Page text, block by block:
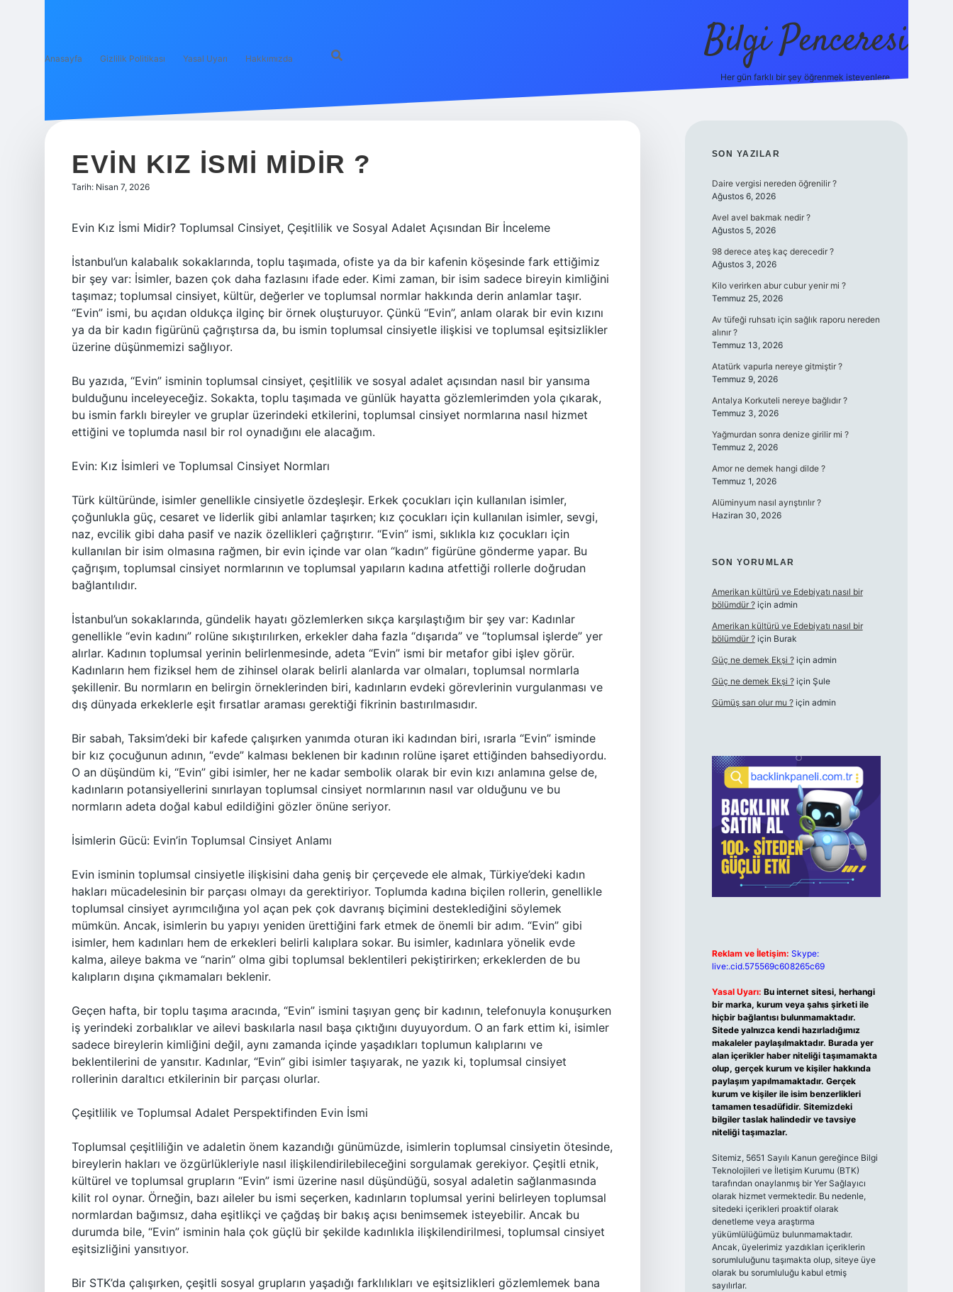
Anasayfa Gizlilik Politikası Yasal Uyarı Hakkımızda Bilgi Penceresi
Her gün farklı bir şey öğrenmek isteyenlere.
EVIN KIZ ISMI MIDIR ?
Tarih: Nisan 7, 2026
Evin Kız İsmi Midir? Toplumsal Cinsiyet, Çeşitlilik ve Sosyal Adalet Açısından Bir İnceleme
İstanbul’un kalabalık sokaklarında, toplu taşımada, ofiste ya da bir kafenin köşesinde fark ettiğimiz
bir şey var: İsimler, bazen çok daha fazlasını ifade eder. Kimi zaman, bir isim sadece bireyin kimliğini
taşımaz; toplumsal cinsiyet, kültür, değerler ve toplumsal normlar hakkında derin anlamlar taşır.
“Evin” ismi, bu açıdan oldukça ilginç bir örnek oluşturuyor. Çünkü “Evin”, anlam olarak bir evin kızını
ya da bir kadın figürünü çağrıştırsa da, bu ismin toplumsal cinsiyetle ilişkisi ve toplumsal eşitsizlikler
üzerine düşünmemizi sağlıyor.
Bu yazıda, “Evin” isminin toplumsal cinsiyet, çeşitlilik ve sosyal adalet açısından nasıl bir yansıma
bulduğunu inceleyeceğiz. Sokakta, toplu taşımada ve günlük hayatta gözlemlerimden yola çıkarak,
bu ismin farklı bireyler ve gruplar üzerindeki etkilerini, toplumsal cinsiyet normlarına nasıl hizmet
ettiğini ve toplumda nasıl bir rol oynadığını ele alacağım.
Evin: Kız İsimleri ve Toplumsal Cinsiyet Normları
Türk kültüründe, isimler genellikle cinsiyetle özdeşleşir. Erkek çocukları için kullanılan isimler,
çoğunlukla güç, cesaret ve liderlik gibi anlamlar taşırken; kız çocukları için kullanılan isimler, sevgi,
naz, evcilik gibi daha pasif ve nazik özellikleri çağrıştırır. “Evin” ismi, sıklıkla kız çocukları için
kullanılan bir isim olmasına rağmen, bir evin içinde var olan “kadın” figürüne gönderme yapar. Bu
çağrışım, toplumsal cinsiyet normlarının ve toplumsal yapıların kadına atfettiği rollerle doğrudan
bağlantılıdır.
İstanbul’un sokaklarında, gündelik hayatı gözlemlerken sıkça karşılaştığım bir şey var: Kadınlar
genellikle “evin kadını” rolüne sıkıştırılırken, erkekler daha fazla “dışarıda” ve “toplumsal işlerde” yer
alırlar. Kadının toplumsal yerinin belirlenmesinde, adeta “Evin” ismi bir metafor gibi işlev görür.
Kadınların hem fiziksel hem de zihinsel olarak belirli alanlarda var olmaları, toplumsal normlarla
şekillenir. Bu normların en belirgin örneklerinden biri, kadınların evdeki görevlerinin vurgulanması ve
dış dünyada erkeklerle eşit fırsatlar araması gerektiği fikrinin bastırılmasıdır.
Bir sabah, Taksim’deki bir kafede çalışırken yanımda oturan iki kadından biri, ısrarla “Evin” isminde
bir kız çocuğunun adının, “evde” kalması beklenen bir kadının rolüne işaret ettiğinden bahsediyordu.
O an düşündüm ki, “Evin” gibi isimler, her ne kadar sembolik olarak bir evin kızı anlamına gelse de,
kadınların potansiyellerini sınırlayan toplumsal cinsiyet normlarının nasıl var olduğunu ve bu
normların adeta doğal kabul edildiğini gözler önüne seriyor.
İsimlerin Gücü: Evin’in Toplumsal Cinsiyet Anlamı
Evin isminin toplumsal cinsiyetle ilişkisini daha geniş bir çerçevede ele almak, Türkiye’deki kadın
hakları mücadelesinin bir parçası olmayı da gerektiriyor. Toplumda kadına biçilen rollerin, genellikle
toplumsal cinsiyet ayrımcılığına yol açan pek çok davranış biçimini desteklediğini söylemek
mümkün. Ancak, isimlerin bu yapıyı yeniden ürettiğini fark etmek de önemli bir adım. “Evin” gibi
isimler, hem kadınları hem de erkekleri belirli kalıplara sokar. Bu isimler, kadınlara yönelik evde
kalma, aileye bakma ve “narin” olma gibi toplumsal beklentileri pekiştirirken; erkeklerden de bu
kalıpların dışına çıkmamaları beklenir.
Geçen hafta, bir toplu taşıma aracında, “Evin” ismini taşıyan genç bir kadının, telefonuyla konuşurken
iş yerindeki zorbalıklar ve ailevi baskılarla nasıl başa çıktığını duyuyordum. O an fark ettim ki, isimler
sadece bireylerin kimliğini değil, aynı zamanda içinde yaşadıkları toplumun kalıplarını ve
beklentilerini de yansıtır. Kadınlar, “Evin” gibi isimler taşıyarak, ne yazık ki, toplumsal cinsiyet
rollerinin daraltıcı etkilerinin bir parçası olurlar.
Çeşitlilik ve Toplumsal Adalet Perspektifinden Evin İsmi
Toplumsal çeşitliliğin ve adaletin önem kazandığı günümüzde, isimlerin toplumsal cinsiyetin ötesinde,
bireylerin hakları ve özgürlükleriyle nasıl ilişkilendirilebileceğini sorgulamak gerekiyor. Çeşitli etnik,
kültürel ve toplumsal grupların “Evin” ismi üzerine nasıl düşündüğü, sosyal adaletin sağlanmasında
kilit rol oynar. Örneğin, bazı aileler bu ismi seçerken, kadınların toplumsal yerini belirleyen toplumsal
normlardan bağımsız, daha eşitlikçi ve çağdaş bir bakış açısı benimsemek isteyebilir. Ancak bu
durumda bile, “Evin” isminin hala çok güçlü bir şekilde kadınlıkla ilişkilendirilmesi, toplumsal cinsiyet
eşitsizliğini yansıtıyor.
Bir STK’da çalışırken, çeşitli sosyal grupların yaşadığı farklılıkları ve eşitsizlikleri gözlemlemek bana
SIDEBAR
SON YAZILAR
Daire vergisi nereden öğrenilir ?
Ağustos 6, 2026
Avel avel bakmak nedir ?
Ağustos 5, 2026
98 derece ateş kaç derecedir ?
Ağustos 3, 2026
Kilo verirken abur cubur yenir mi ?
Temmuz 25, 2026
Av tüfeği ruhsatı için sağlık raporu nereden
alınır ?
Temmuz 13, 2026
Atatürk vapurla nereye gitmiştir ?
Temmuz 9, 2026
Antalya Korkuteli nereye bağlıdır ?
Temmuz 3, 2026
Yağmurdan sonra denize girilir mi ?
Temmuz 2, 2026
Amor ne demek hangi dilde ?
Temmuz 1, 2026
Alüminyum nasıl ayrıştırılır ?
Haziran 30, 2026
SON YORUMLAR
Amerikan kültürü ve Edebiyatı nasıl bir
bölümdür ?için admin
Amerikan kültürü ve Edebiyatı nasıl bir
bölümdür ?için Burak
Güç ne demek Ekşi ?için admin
Güç ne demek Ekşi ?için Şule
Gümüş sarı olur mu ?için admin
Reklam ve İletişim: Skype:
live:.cid.575569c608265c69
Yasal Uyarı: Bu internet sitesi, herhangi
bir marka, kurum veya şahıs şirketi ile
hiçbir bağlantısı bulunmamaktadır.
Sitede yalnızca kendi hazırladığımız
makaleler paylaşılmaktadır. Burada yer
alan içerikler haber niteliği taşımamakta
olup, gerçek kurum ve kişiler hakkında
paylaşım yapılmamaktadır. Gerçek
kurum ve kişiler ile isim benzerlikleri
tamamen tesadüfidir. Sitemizdeki
bilgiler taslak halindedir ve tavsiye
niteliği taşımazlar.
Sitemiz, 5651 Sayılı Kanun gereğince Bilgi
Teknolojileri ve İletişim Kurumu (BTK)
tarafından onaylanmış bir Yer Sağlayıcı
olarak hizmet vermektedir. Bu nedenle,
sitedeki içerikleri proaktif olarak
denetleme veya araştırma
yükümlülüğümüz bulunmamaktadır.
Ancak, üyelerimiz yazdıkları içeriklerin
sorumluluğunu taşımakta olup, siteye üye
olarak bu sorumluluğu kabul etmiş
sayılırlar.